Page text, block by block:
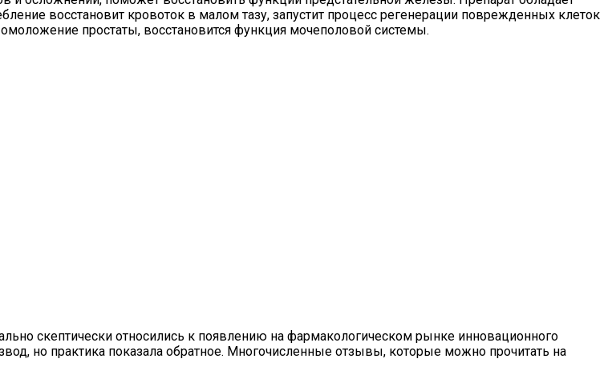
восстановит кровоток в малом тазу, запустит процесс регенерации поврежденных клеток
простаты, восстановится функция мочеполовой системы.
скептически относились к появлению на фармакологическом рынке инновационного
но практика показала обратное. Многочисленные отзывы, которые можно прочитать на